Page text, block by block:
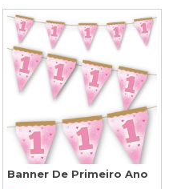
Banner De Primeiro Ano